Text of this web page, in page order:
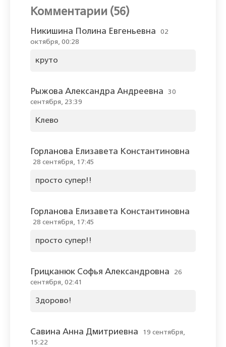
Комментарии (56)
Никишина Полина Евгеньевна
02
октября, 00:28
круто
Рыжова Александра Андреевна
30
сентября, 23:39
Клево
Горланова Елизавета Константиновна
28 сентября, 17:45
просто супер!!
Горланова Елизавета Константиновна
28 сентября, 17:45
просто супер!!
Грицканюк Софья Александровна
26
сентября, 02:41
Здорово!
Савина Анна Дмитриевна
19 сентября,
15:22